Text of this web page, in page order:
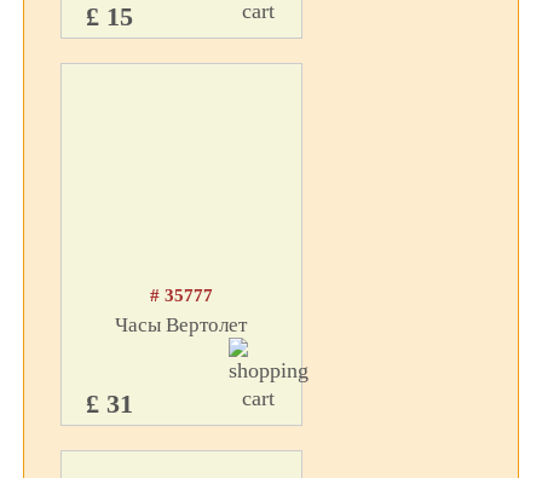
£ 15
# 35777
Часы Вертолет
£ 31